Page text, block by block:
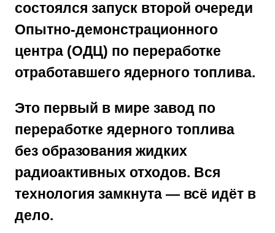
состоялся запуск второй очереди
Опытно-демонстрационного
центра (ОДЦ) по переработке
отработавшего ядерного топлива.
Это первый в мире завод по
переработке ядерного топлива
без образования жидких
радиоактивных отходов. Вся
технология замкнута — всё идёт в
дело.